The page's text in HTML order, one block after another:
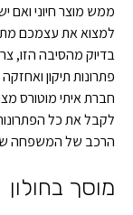
ממש מוצר חיוני ואם
למצוא את עצמכם
בדיוק מהסיבה הזו,
פתרונות תיקון
חברת איתי מוטורס
לקבל את כל
הרכב של המשפחה
מוסך בחולון